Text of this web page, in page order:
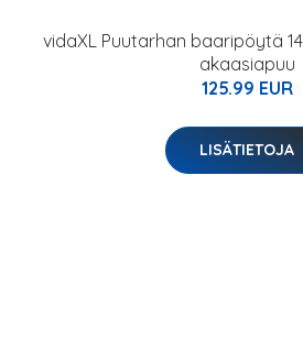
vidaXL Puutarhan baaripöytä
akaasiapuu
125.99 EUR
LISÄTIETOJA